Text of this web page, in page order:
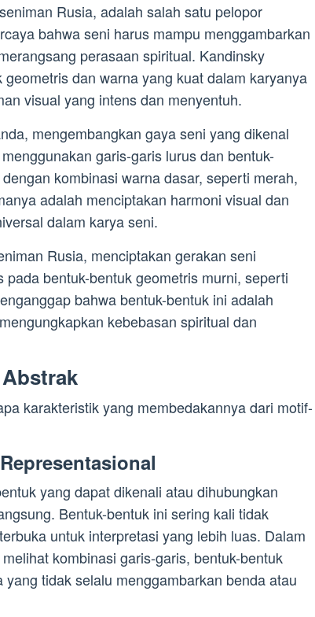
Rusia, adalah salah satu pelopor
bahwa seni harus mampu menggambarkan
perasaan spiritual. Kandinsky
dan warna yang kuat dalam karyanya
visual yang intens dan menyentuh.
mengembangkan gaya seni yang dikenal
garis-garis lurus dan bentuk-
kombinasi warna dasar, seperti merah,
adalah menciptakan harmoni visual dan
dalam karya seni.
Rusia, menciptakan gerakan seni
pada bentuk-bentuk geometris murni, seperti
bahwa bentuk-bentuk ini adalah
kebebasan spiritual dan
karakteristik yang membedakannya dari motif-
yang dapat dikenali atau dihubungkan
Bentuk-bentuk ini sering kali tidak
untuk interpretasi yang lebih luas. Dalam
kombinasi garis-garis, bentuk-bentuk
tidak selalu menggambarkan benda atau